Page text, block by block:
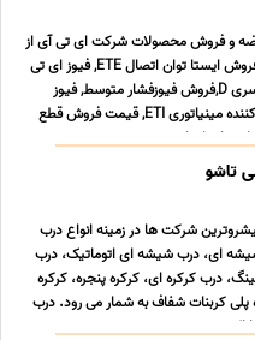
و فروش محصولات شرکت ای تی آی از
جمله فیوز های ETI, عامل فروش ایستا توان اتصال ETE, فیوز ای تی
آی سری C, فیوز ای تی آی سری D,فروش فیوزفشار متوسط, فیوز
کاردی ای تی آی, کلید قطع کننده مینیاتوری ETI, قیمت فروش قطع
تاشو
شرکت ها در زمینه انواع درب
ای، درب شیشه ای اتوماتیک، درب
درب کرکره ای، کرکره پنجره، کرکره
پلی کربنات شفاف به شمار می رود. درب
می ... ...